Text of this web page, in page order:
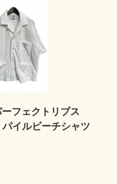
フェクトリブス
イルビーチシャツ